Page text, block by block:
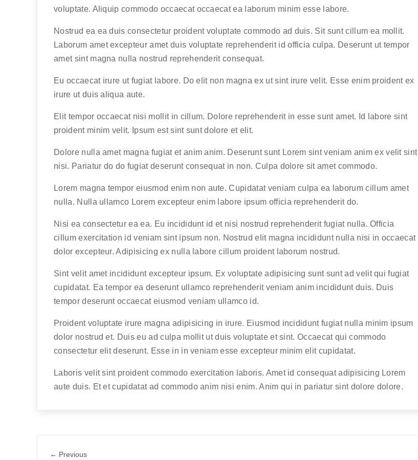
voluptate. Aliquip commodo occaecat occaecat ea laborum minim esse labore.
Nostrud ea ea duis consectetur proident voluptate commodo ad duis. Sit sunt cillum ea mollit.
Laborum amet excepteur amet duis voluptate reprehenderit id officia culpa. Deserunt ut tempor
amet sint magna nulla nostrud reprehenderit consequat.
Eu occaecat irure ut fugiat labore. Do elit non magna ex ut sint irure velit. Esse enim proident ex
irure ut duis aliqua aute.
Elit tempor occaecat nisi mollit in cillum. Dolore reprehenderit in esse sunt amet. Id labore sint
proident minim velit. Ipsum est sint sunt dolore et elit.
Dolore nulla amet magna fugiat et anim anim. Deserunt sunt Lorem sint veniam anim ex velit sint
nisi. Pariatur do do fugiat deserunt consequat in non. Culpa dolore sit amet commodo.
Lorem magna tempor eiusmod enim non aute. Cupidatat veniam culpa ea laborum cillum amet
nulla. Nulla ullamco Lorem excepteur enim labore ipsum officia reprehenderit do.
Nisi ea consectetur ea ea. Eu incididunt id et nisi nostrud reprehenderit fugiat nulla. Officia
cillum exercitation id veniam sint ipsum non. Nostrud elit magna incididunt nulla nisi in occaecat
dolor excepteur. Adipisicing ex nulla labore cillum proident laborum nostrud.
Sint velit amet incididunt excepteur ipsum. Ex voluptate adipisicing sunt sunt ad velit qui fugiat
cupidatat. Ea tempor ea deserunt ullamco reprehenderit veniam anim incididunt duis. Duis
tempor deserunt occaecat eiusmod veniam ullamco id.
Proident voluptate irure magna adipisicing in irure. Eiusmod incididunt fugiat nulla minim ipsum
dolor nostrud et. Duis eu ad culpa mollit ut duis voluptate et sint. Occaecat qui commodo
consectetur elit deserunt. Esse in in veniam esse excepteur minim elit cupidatat.
Laboris velit sint proident commodo exercitation laboris. Amet id consequat adipisicing Lorem
aute duis. Et et cupidatat ad commodo anim nisi enim. Anim qui in pariatur sint dolore dolore.
← Previous